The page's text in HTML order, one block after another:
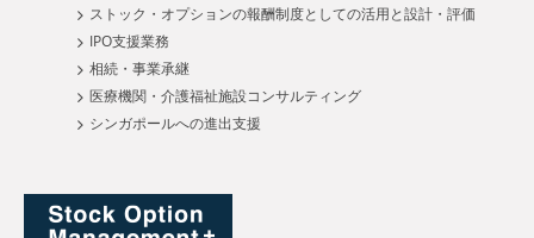
ストック・オプションの報酬制度としての活用と設計・評価
IPO支援業務
相続・事業承継
医療機関・介護福祉施設コンサルティング
シンガポールへの進出支援